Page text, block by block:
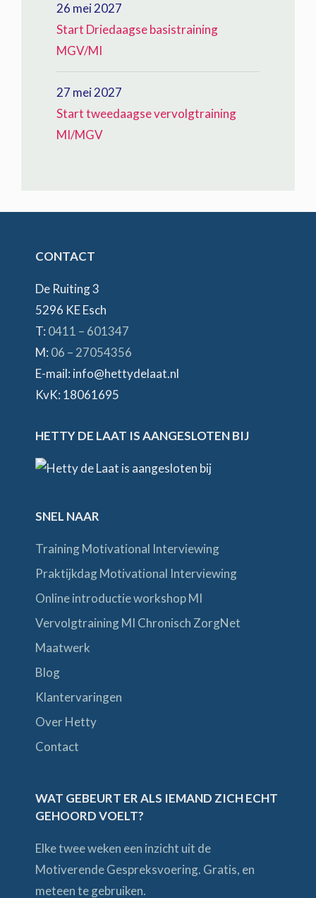
26 mei 2027
Start Driedaagse basistraining
MGV/MI
27 mei 2027
Start tweedaagse vervolgtraining
MI/MGV
CONTACT
De Ruiting 3
5296 KE Esch
T: 0411 – 601347
M: 06 – 27054356
E-mail: info@hettydelaat.nl
KvK: 18061695
HETTY DE LAAT IS AANGESLOTEN BIJ
SNEL NAAR
Training Motivational Interviewing
Praktijkdag Motivational Interviewing
Online introductie workshop MI
Vervolgtraining MI Chronisch ZorgNet
Maatwerk
Blog
Klantervaringen
Over Hetty
Contact
WAT GEBEURT ER ALS IEMAND ZICH ECHT
GEHOORD VOELT?
Elke twee weken een inzicht uit de
Motiverende Gespreksvoering. Gratis, en
meteen te gebruiken.